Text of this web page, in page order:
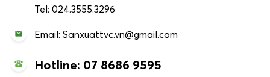
Tel: 024.3555.3296
Email: Sanxuattvc.vn@gmail.com
Hotline: 07 8686 9595